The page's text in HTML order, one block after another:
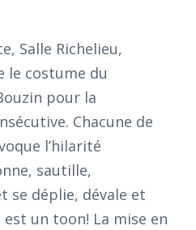
Salle Richelieu,
le costume du
pour la
Chacune de
l’hilarité
sautille,
se déplie, dévale et
un toon! La mise en